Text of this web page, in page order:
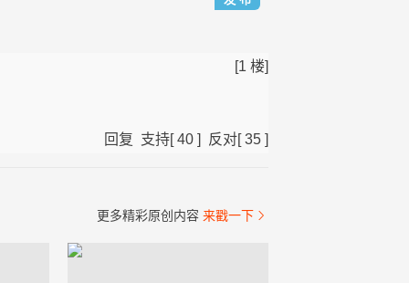
[1 楼]
回复 支持[40 ] 反对[35 ]
更多精彩原创内容 来戳一下 